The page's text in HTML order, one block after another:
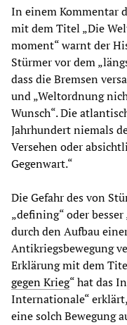
In einem Kommentar
mit dem Titel „Die
moment“ warnt der
Stürmer vor dem
dass die Bremsen
und „Weltordnung
Wunsch“. Die
Jahrhundert niemals
Versehen oder
Gegenwart.“
Die Gefahr des von
„defining“ oder
durch den Aufbau
Antikriegsbewegung
Erklärung mit dem
gegen Krieg“ hat das
Internationale“
eine solch Bewegung